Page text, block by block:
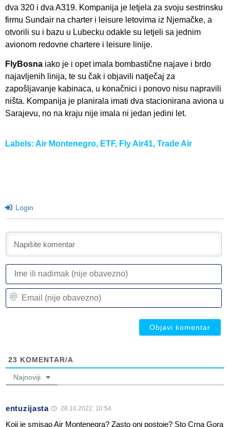
dva 320 i dva A319. Kompanija je letjela za svoju sestrinsku
firmu Sundair na charter i leisure letovima iz Njemačke, a
otvorili su i bazu u Lubecku odakle su letjeli sa jednim
avionom redovne chartere i leisure linije.
FlyBosna iako je i opet imala bombastične najave i brdo
najavljenih linija, te su čak i objavili natječaj za
zapošljavanje kabinaca, u konačnici i ponovo nisu napravili
ništa. Kompanija je planirala imati dva stacionirana aviona u
Sarajevu, no na kraju nije imala ni jedan jedini let.
Labels: Air Montenegro, ETF, Fly Air41, Trade Air
Login
23 KOMENTAR/A
Najnoviji
entuzijasta 28.10.2022. 10:54
Koji je smisao Air Montenegra? Zasto oni postoje? Sto Crna Gora